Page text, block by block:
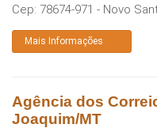
Cep: 78674-971 - Novo
Mais Informações
Agência dos
Joaquim/MT